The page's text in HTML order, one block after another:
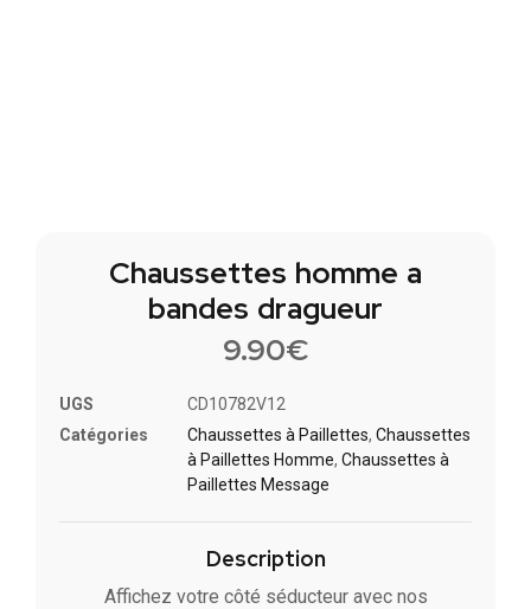
Chaussettes homme a
bandes dragueur
9.90€
UGS
CD10782V12
Catégories
Chaussettes à Paillette​s, Chaussettes
à Paillettes Homme, Chaussettes à
Paillettes Message​
Description
Affichez votre côté séducteur avec nos